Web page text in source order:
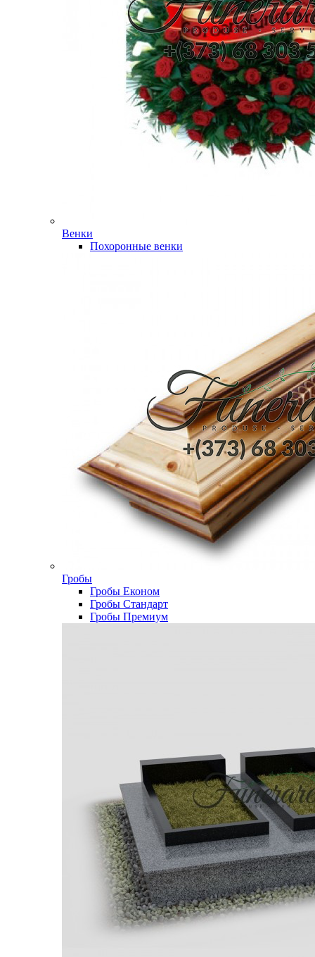
Венки
Похоронные венки
Гробы
Гробы Економ
Гробы Стандарт
Гробы Премиум